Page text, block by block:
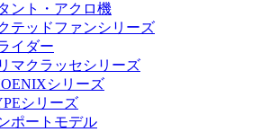
ント・アクロ機
テッドファンシリーズ
イダー
マクラッセシリーズ
シリーズ
シリーズ
ポートモデル